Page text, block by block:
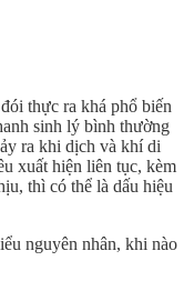
thực ra khá phổ biến
sinh lý bình thường
ra khi dịch và khí di
xuất hiện liên tục, kèm
thì có thể là dấu hiệu
nguyên nhân, khi nào